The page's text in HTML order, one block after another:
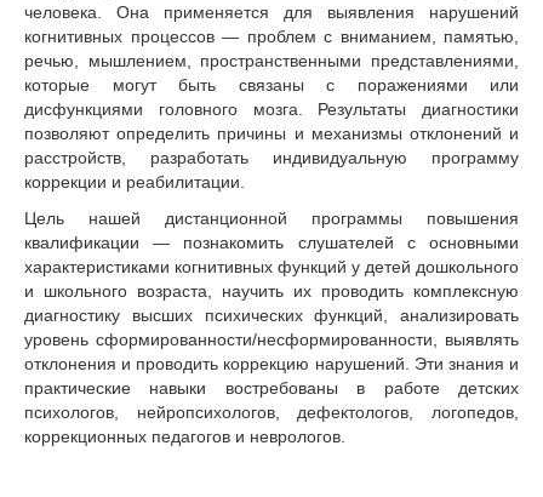
человека. Она применяется для выявления нарушений
когнитивных процессов — проблем с вниманием, памятью,
речью, мышлением, пространственными представлениями,
которые могут быть связаны с поражениями или
дисфункциями головного мозга. Результаты диагностики
позволяют определить причины и механизмы отклонений и
расстройств, разработать индивидуальную программу
коррекции и реабилитации.
Цель нашей дистанционной программы повышения
квалификации — познакомить слушателей с основными
характеристиками когнитивных функций у детей дошкольного
и школьного возраста, научить их проводить комплексную
диагностику высших психических функций, анализировать
уровень сформированности/несформированности, выявлять
отклонения и проводить коррекцию нарушений. Эти знания и
практические навыки востребованы в работе детских
психологов, нейропсихологов, дефектологов, логопедов,
коррекционных педагогов и неврологов.